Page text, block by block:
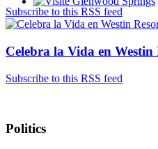
Glenwood Springs - Bello y
Subscribe to this RSS feed
Celebra la Vida en
Subscribe to this RSS feed
Politics